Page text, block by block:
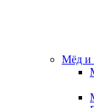
Мёд и